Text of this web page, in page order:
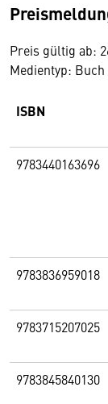
Preis gültig ab:
Medientyp: Buch
ISBN
9783440163696
9783836959018
9783715207025
9783845840130